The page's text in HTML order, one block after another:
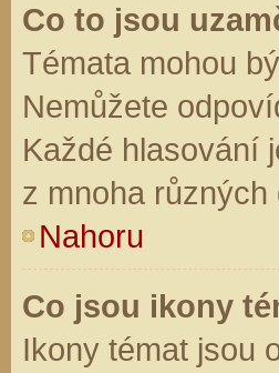
Co to jsou
Témata mohou
Nemůžete
Každé hlasování
z mnoha různých
Nahoru
Co jsou ikony
Ikony témat jsou